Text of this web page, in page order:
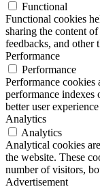
Functional
Functional cookies
sharing the content
feedbacks, and other
Performance
Performance
Performance cookies
performance
better user
Analytics
Analytics
Analytical cookies
the website. These
number of visitors,
Advertisement